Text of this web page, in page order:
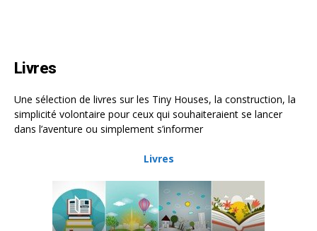
Livres
Une sélection de livres sur les Tiny Houses, la construction, la
simplicité volontaire pour ceux qui souhaiteraient se lancer
dans l’aventure ou simplement s’informer
Livres